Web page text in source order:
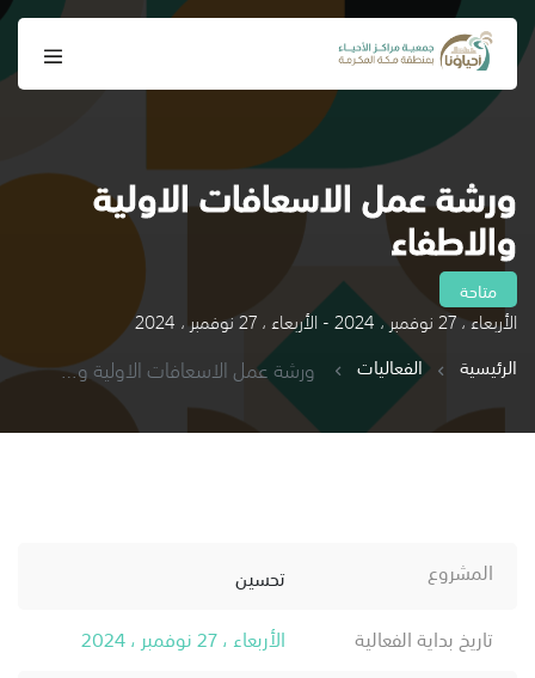
ورشة عمل الاسعافات الاولية
والاطفاء
متاحة
الأربعاء ، 27 نوفمبر ، 2024 - الأربعاء ، 27 نوفمبر ، 2024
الرئيسية
الفعاليات ورشة عمل الاسعافات الاولية والاطفاء
المشروع
تحسين
تاريخ بداية الفعالية
الأربعاء ، 27 نوفمبر ، 2024